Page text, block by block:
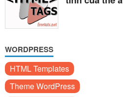
WORDPRESS
HTML Templates
Theme WordPress